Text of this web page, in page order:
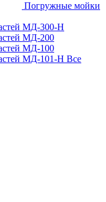
Погружные мойки
МД-300-H
МД-200
МД-100
МД-101-Н Все